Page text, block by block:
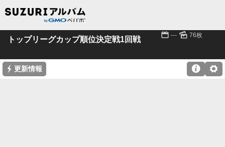
トップリーグカップ順位決定戦1回戦 📅 --- 🌄 76枚
⚡ 更新情報 ⚙
